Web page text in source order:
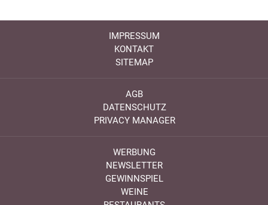
IMPRESSUM
KONTAKT
SITEMAP
AGB
DATENSCHUTZ
PRIVACY MANAGER
WERBUNG
NEWSLETTER
GEWINNSPIEL
WEINE